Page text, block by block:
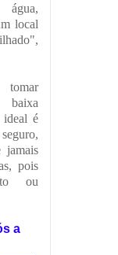
local
tomar
baixa
ideal é
jamais
pois
ou
a